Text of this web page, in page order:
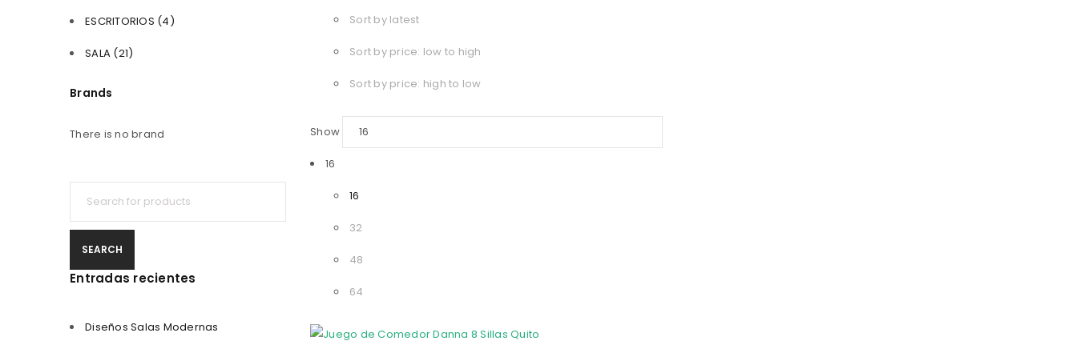
ESCRITORIOS (4)
SALA (21)
Brands
There is no brand
Entradas recientes
Diseños Salas Modernas
Sort by latest
Sort by price: low to high
Sort by price: high to low
Show
16
16
32
48
64